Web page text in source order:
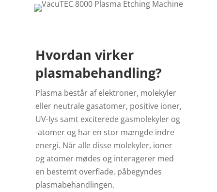
Hvordan virker
plasmabehandling?
Plasma består af elektroner, molekyler
eller neutrale gasatomer, positive ioner,
UV-lys samt exciterede gasmolekyler og
-atomer og har en stor mængde indre
energi. Når alle disse molekyler, ioner
og atomer mødes og interagerer med
en bestemt overflade, påbegyndes
plasmabehandlingen.